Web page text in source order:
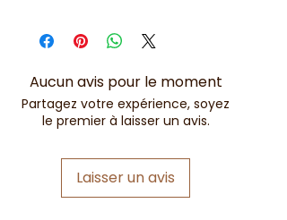
Aucun avis pour le moment
Partagez votre expérience, soyez
le premier à laisser un avis.
Laisser un avis